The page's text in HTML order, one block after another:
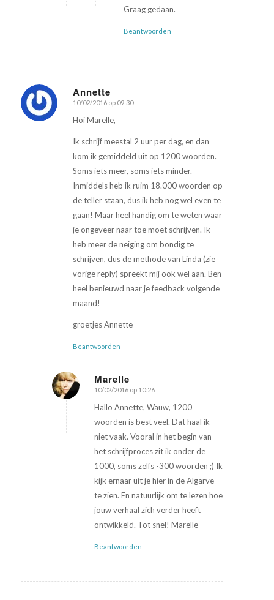
Graag gedaan.
Beantwoorden
Annette
zegt:
10/02/2016 op 09:30
Hoi Marelle,
Ik schrijf meestal 2 uur per dag, en dan
kom ik gemiddeld uit op 1200 woorden.
Soms iets meer, soms iets minder.
Inmiddels heb ik ruim 18.000 woorden op
de teller staan, dus ik heb nog wel even te
gaan! Maar heel handig om te weten waar
je ongeveer naar toe moet schrijven. Ik
heb meer de neiging om bondig te
schrijven, dus de methode van Linda (zie
vorige reply) spreekt mij ook wel aan. Ben
heel benieuwd naar je feedback volgende
maand!
groetjes Annette
Beantwoorden
Marelle
zegt:
10/02/2016 op 10:26
Hallo Annette, Wauw, 1200
woorden is best veel. Dat haal ik
niet vaak. Vooral in het begin van
het schrijfproces zit ik onder de
1000, soms zelfs -300 woorden ;) Ik
kijk ernaar uit je hier in de Algarve
te zien. En natuurlijk om te lezen hoe
jouw verhaal zich verder heeft
ontwikkeld. Tot snel! Marelle
Beantwoorden